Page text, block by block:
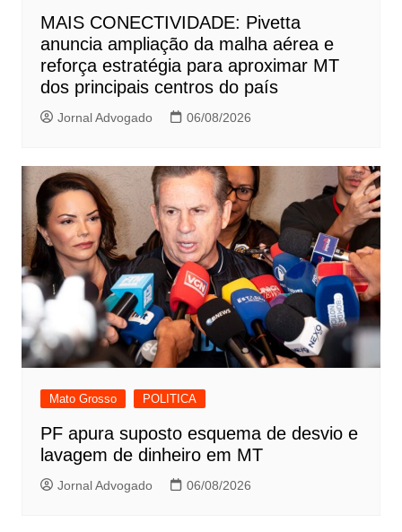
MAIS CONECTIVIDADE: Pivetta
anuncia ampliação da malha aérea e
reforça estratégia para aproximar MT
dos principais centros do país
Jornal Advogado 06/08/2026
Mato Grosso POLITICA
PF apura suposto esquema de desvio e
lavagem de dinheiro em MT
Jornal Advogado 06/08/2026